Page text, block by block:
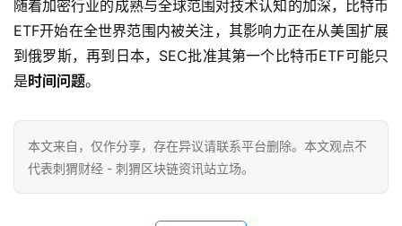
随着加密行业的成熟与全球范围对技术认知的加深，比特币
ETF开始在全世界范围内被关注，其影响力正在从美国扩展
到俄罗斯，再到日本，SEC批准其第一个比特币ETF可能只
是时间问题。
本文来自 ，仅作分享，存在异议请联系平台删除。本文观点不
代表刺猬财经 - 刺猬区块链资讯站立场。